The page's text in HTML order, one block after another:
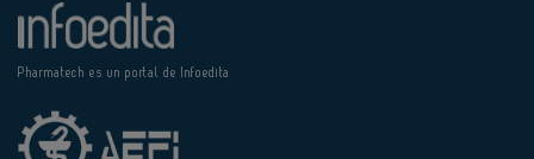
Pharmatech es un portal de Infoedita